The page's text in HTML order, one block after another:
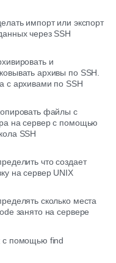
через SSH
архивы по SSH.
с архивами по SSH
на сервер с помощью
SSH
на сервер UNIX
занято на сервере
с помощью find